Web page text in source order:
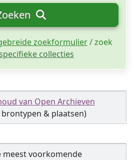
zoekformulier/ zoek
collecties
van Open Archieven
& plaatsen)
meest voorkomende